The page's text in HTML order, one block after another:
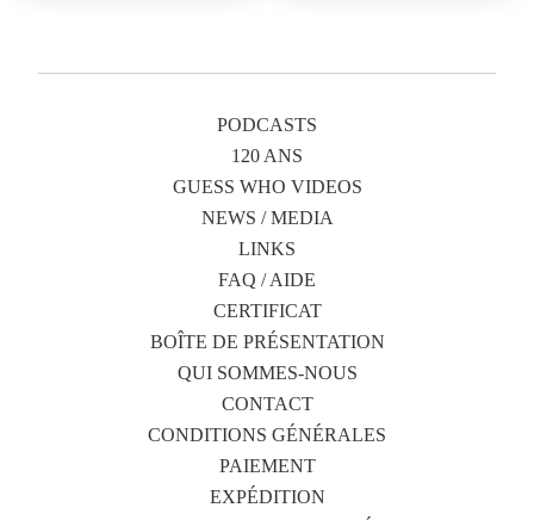
PODCASTS
120 ANS
GUESS WHO VIDEOS
NEWS / MEDIA
LINKS
FAQ / AIDE
CERTIFICAT
BOÎTE DE PRÉSENTATION
QUI SOMMES-NOUS
CONTACT
CONDITIONS GÉNÉRALES
PAIEMENT
EXPÉDITION